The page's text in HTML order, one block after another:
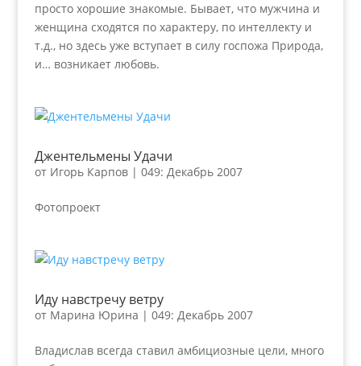
просто хорошие знакомые. Бывает, что мужчина и
женщина сходятся по характеру, по интеллекту и
т.д., но здесь уже вступает в силу госпожа Природа,
и… возникает любовь.
Джентельмены Удачи
от Игорь Карпов| 049: Декабрь 2007
Фотопроект
Иду навстречу ветру
от Марина Юрина | 049: Декабрь 2007
Владислав всегда ставил амбициозные цели, много